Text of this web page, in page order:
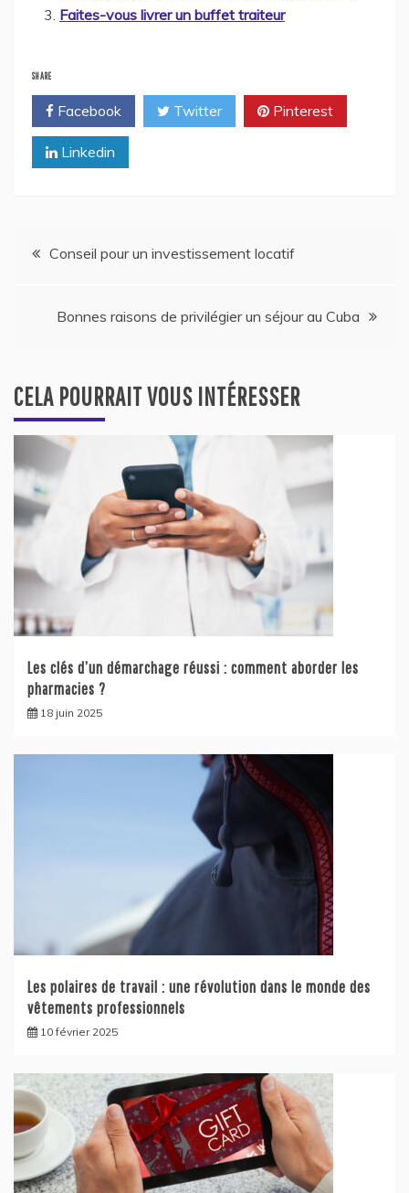
Faites-vous livrer un buffet traiteur
SHARE
Facebook Twitter Pinterest
Linkedin
Navigation
Conseil pour un investissement locatif
Bonnes raisons de privilégier un séjour au Cuba
CELA POURRAIT VOUS INTÉRESSER
Les clés d’un démarchage réussi : comment aborder les
pharmacies ?
18 juin 2025
Les polaires de travail : une révolution dans le monde des
vêtements professionnels
10 février 2025